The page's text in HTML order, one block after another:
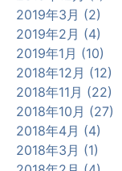
2019年3月 (2)
2019年2月 (4)
2019年1月 (10)
2018年12月 (12)
2018年11月 (22)
2018年10月 (27)
2018年4月 (4)
2018年3月 (1)